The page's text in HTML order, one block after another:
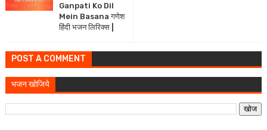
Ganpati Ko Dil
Mein Basana गणेश
हिंदी भजन लिरिक्स |
POST A COMMENT
भजन खोजिये